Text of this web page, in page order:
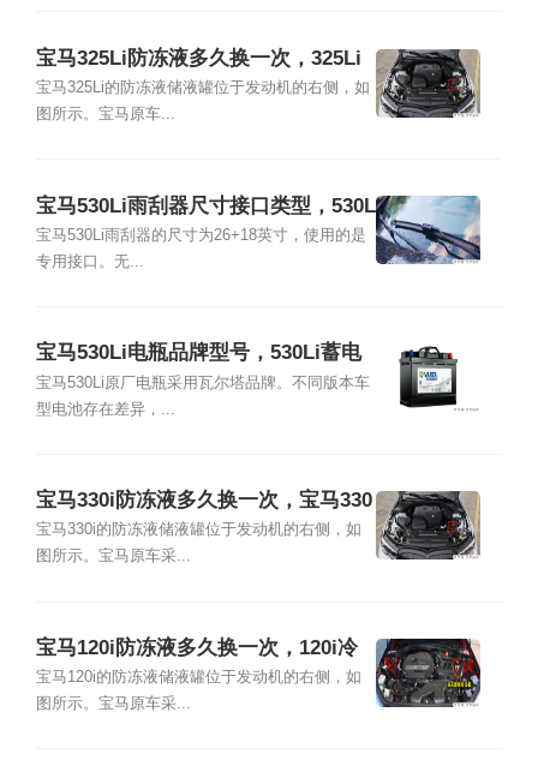
宝马325Li防冻液多久换一次，325Li
冷却液加注及更换教程
宝马325Li的防冻液储液罐位于发动机的右侧，如
图所示。宝马原车...
宝马530Li雨刮器尺寸接口类型，530L
i雨刮器拆卸更换教程
宝马530Li雨刮器的尺寸为26+18英寸，使用的是
专用接口。无...
宝马530Li电瓶品牌型号，530Li蓄电
池怎么更换教程
宝马530Li原厂电瓶采用瓦尔塔品牌。不同版本车
型电池存在差异，...
宝马330i防冻液多久换一次，宝马330
i冷却液加注及更换教程
宝马330i的防冻液储液罐位于发动机的右侧，如
图所示。宝马原车采...
宝马120i防冻液多久换一次，120i冷
却液加注及更换教程
宝马120i的防冻液储液罐位于发动机的右侧，如
图所示。宝马原车采...